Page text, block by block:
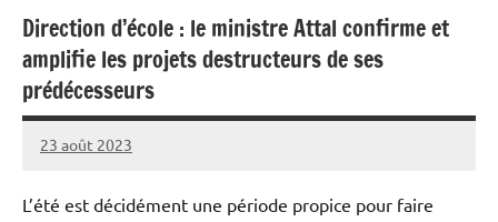
Direction d’école : le ministre Attal confirme et
amplifie les projets destructeurs de ses
prédécesseurs
23 août 2023
Snudifo44
L’été est décidément une période propice pour faire